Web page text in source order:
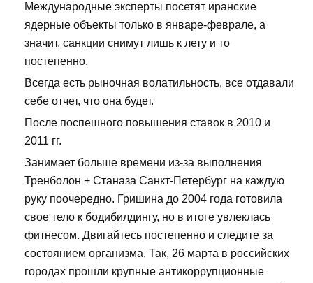
Международные эксперты посетят иранские
ядерные объекты только в январе-феврале, а
значит, санкции снимут лишь к лету и то
постепенно.
Всегда есть рыночная волатильность, все отдавали
себе отчет, что она будет.
После поспешного повышения ставок в 2010 и
2011 гг.
Занимает больше времени из-за выполнения
Тренболон + Станаза Санкт-Петербург на каждую
руку поочередно. Гришина до 2004 года готовила
свое тело к бодибилдингу, но в итоге увлеклась
фитнесом. Двигайтесь постепенно и следите за
состоянием организма. Так, 26 марта в российских
городах прошли крупные антикоррупционные